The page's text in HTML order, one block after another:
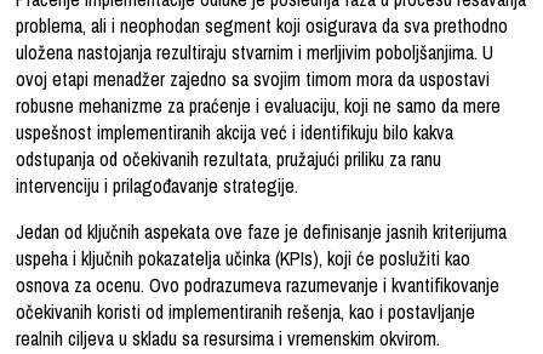
problema, ali i neophodan segment koji osigurava da sva prethodno
uložena nastojanja rezultiraju stvarnim i merljivim poboljšanjima. U
ovoj etapi menadžer zajedno sa svojim timom mora da uspostavi
robusne mehanizme za praćenje i evaluaciju, koji ne samo da mere
uspešnost implementiranih akcija već i identifikuju bilo kakva
odstupanja od očekivanih rezultata, pružajući priliku za ranu
intervenciju i prilagođavanje strategije.
Jedan od ključnih aspekata ove faze je definisanje jasnih kriterijuma
uspeha i ključnih pokazatelja učinka (KPIs), koji će poslužiti kao
osnova za ocenu. Ovo podrazumeva razumevanje i kvantifikovanje
očekivanih koristi od implementiranih rešenja, kao i postavljanje
realnih ciljeva u skladu sa resursima i vremenskim okvirom.